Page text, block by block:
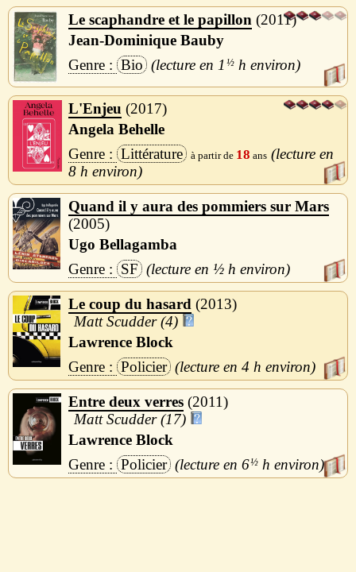
Le scaphandre et le papillon
2011
Jean-Dominique Bauby
Bio
1 ½ h
L'Enjeu
2017
Angela Behelle
Littérature
18
8 h
Quand il y aura des pommiers sur Mars
2005
Ugo Bellagamba
SF
½ h
Le coup du hasard
2013
Matt Scudder (4)
Lawrence Block
Policier
4 h
Entre deux verres 2011
Matt Scudder (17)
Lawrence Block
Policier
6½ h